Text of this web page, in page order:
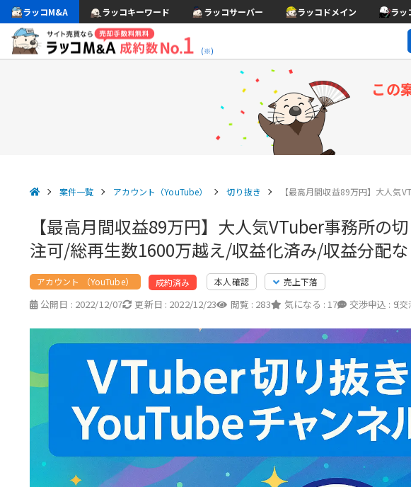
ラッコM&A ラッコキーワード ラッコサーバー ラッコドメイン ラッ
(※)
この
案件一覧 アカウント（YouTube） 切り抜き 【最高月間収益89万円】大人気
【最高月間収益89万円】大人気VTuber事務所の
注可/総再生数1600万越え/収益化済み/収益分配な
アカウント （YouTube） 成約済み 本人確認 売上下落
公開日 : 2022/12/07 更新日 : 2022/12/23 閲覧 : 283 気になる : 17 交渉申込 : 9
（交